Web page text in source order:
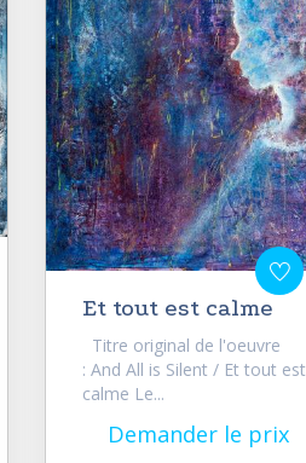
Et tout est calme
Titre original de l'oeuvre
: And All is Silent / Et tout est
calme Le...
Demander le prix